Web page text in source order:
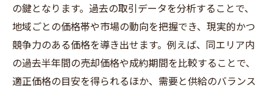
の鍵となります。過去の取引データを分析することで、
地域ごとの価格帯や市場の動向を把握でき、現実的かつ
競争力のある価格を導き出せます。例えば、同エリア内
の過去半年間の売却価格や成約期間を比較することで、
適正価格の目安を得られるほか、需要と供給のバランス